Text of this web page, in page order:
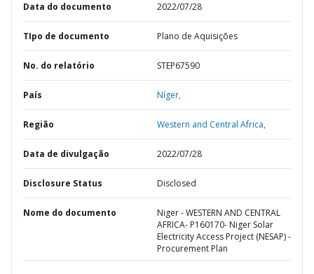
Data do documento 2022/07/28
TIpo de documento Plano de Aquisições
No. do relatório STEP67590
País Níger,
Região Western and Central Africa,
Data de divulgação 2022/07/28
Disclosure Status Disclosed
Nome do documento
Niger - WESTERN AND CENTRAL
AFRICA- P160170- Niger Solar
Electricity Access Project (NESAP) -
Procurement Plan